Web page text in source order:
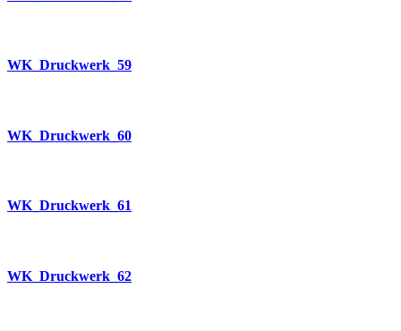
WK_Druckwerk_59
WK_Druckwerk_60
WK_Druckwerk_61
WK_Druckwerk_62